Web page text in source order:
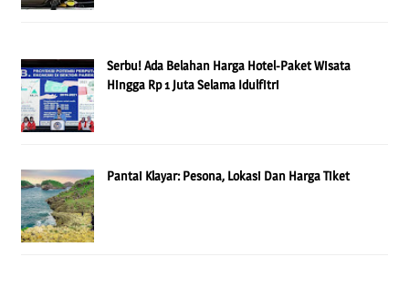
Serbu! Ada Belahan Harga Hotel-Paket Wisata
Hingga Rp 1 Juta Selama Idulfitri
Pantai Klayar: Pesona, Lokasi Dan Harga Tiket